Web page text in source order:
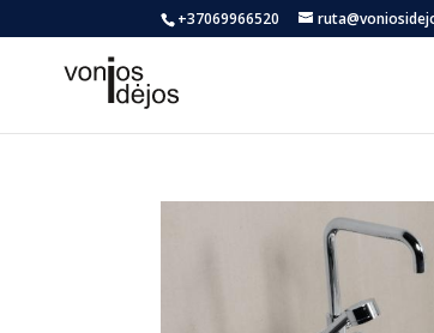
+37069966520